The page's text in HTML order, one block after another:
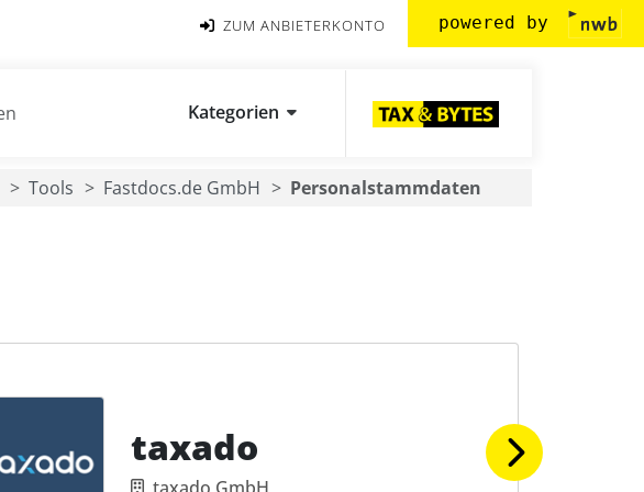
ZUM ANBIETERKONTO powered by
Kategorien
Tools Fastdocs.de GmbH Personalstammdaten
taxado
taxado GmbH